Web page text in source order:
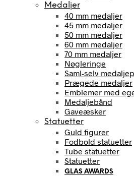
Medaljer
40 mm medaljer
45 mm medaljer
50 mm medaljer
60 mm medaljer
70 mm medaljer
Nøgleringe
Saml-selv
Prægede medaljer
Emblemer med
Medaljebånd
Gaveæsker
Statuetter
Guld figurer
Fodbold statuetter
Tube statuetter
Statuetter
GLAS AWARDS